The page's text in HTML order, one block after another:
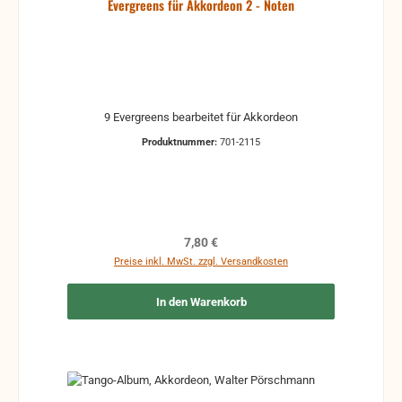
Evergreens für Akkordeon 2 - Noten
9 Evergreens bearbeitet für Akkordeon
Produktnummer: 701-2115
Regulärer Preis:
7,80 €
Preise inkl. MwSt. zzgl. Versandkosten
In den Warenkorb